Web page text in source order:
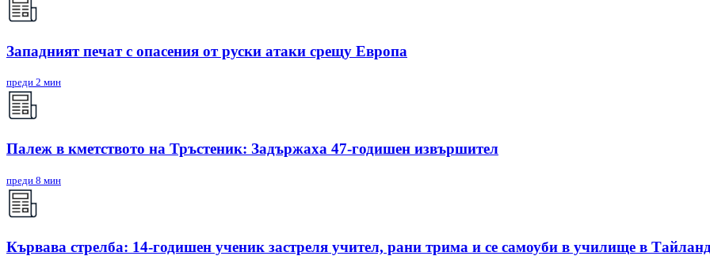
Западният печат с опасения от руски атаки срещу Европа
преди 2 мин
Палеж в кметството на Тръстеник: Задържаха 47-годишен извършител
преди 8 мин
Кървава стрелба: 14-годишен ученик застреля учител, рани трима и се самоуби в училище в Тайланд